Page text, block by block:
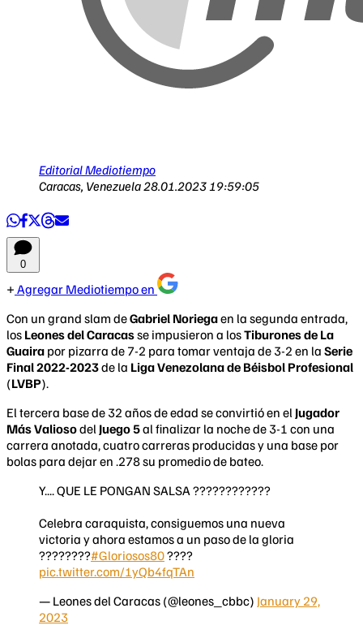
Editorial Mediotiempo
Caracas, Venezuela28.01.2023 19:59:05
0
Agregar Mediotiempo en
Con un grand slam deGabriel Noriegaen la segunda entrada,
los Leones del Caracasse impusieron a losTiburones de La
Guaira por pizarra de 7-2 para tomar ventaja de 3-2 en la Serie
Final 2022-2023de la Liga Venezolana de Béisbol Profesional
(LVBP).
El tercera base de 32 años de edad se convirtió en el Jugador
Más Valiosodel Juego 5al finalizar la noche de 3-1 con una
carrera anotada, cuatro carreras producidas y una base por
bolas para dejar en .278 su promedio de bateo.
Y.... QUE LE PONGAN SALSA ????????????
Celebra caraquista, consiguemos una nueva
victoria y ahora estamos a un paso de la gloria
????????#Gloriosos80????
pic.twitter.com/1yQb4fqTAn
— Leones del Caracas (@leones_cbbc) January 29,
2023